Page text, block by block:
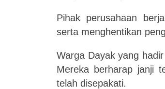
Pihak perusahaan
serta menghentikan
Warga Dayak yang
Mereka berharap janji
telah disepakati.